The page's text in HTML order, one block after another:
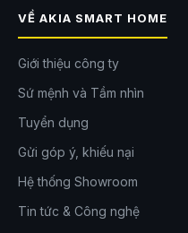
VỀ AKIA SMART HOME
Giới thiệu công ty
Sứ mệnh và Tầm nhìn
Tuyển dụng
Gửi góp ý, khiếu nại
Hệ thống Showroom
Tin tức & Công nghệ